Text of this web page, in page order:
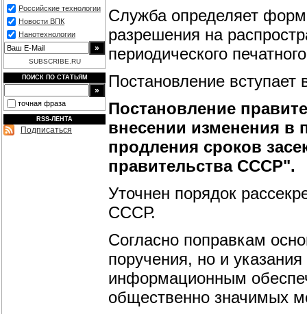
Российские технологии
Новости ВПК
Нанотехнологии
SUBSCRIBE.RU
ПОИСК ПО СТАТЬЯМ
точная фраза
RSS-ЛЕНТА
Подписаться
Служба определяет
разрешения на
периодического
Постановление вступает
Постановление
внесении изменения в
продления сроков
правительства СССР".
Уточнен порядок
СССР.
Согласно поправкам
поручения, но и
информационным
общественно значимых